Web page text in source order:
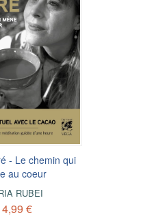
- Le chemin qui
au coeur
RUBEI
€